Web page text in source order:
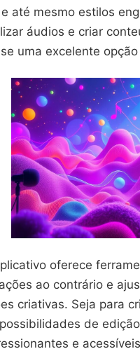
até mesmo estilos
áudios e criar
uma excelente
oferece
ao contrário e
criativas. Seja para
de
e